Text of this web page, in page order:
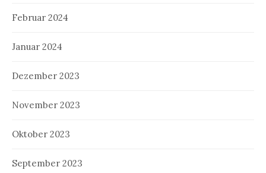
Februar 2024
Januar 2024
Dezember 2023
November 2023
Oktober 2023
September 2023